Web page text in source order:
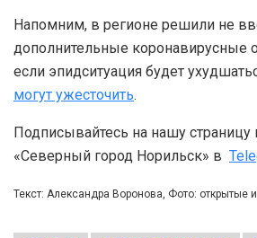
Напомним, в регионе решили не
дополнительные коронавирусные
если эпидситуация будет
могут ужесточить.
Подписывайтесь на нашу страницу
«Северный город Норильск» в
Текст: Александра Воронова, Фото: открытые